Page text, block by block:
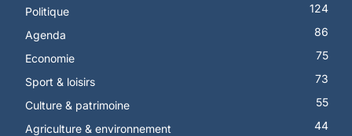
Politique
124
Agenda
86
Economie
75
Sport & loisirs
73
Culture & patrimoine
55
Agriculture & environnement
44